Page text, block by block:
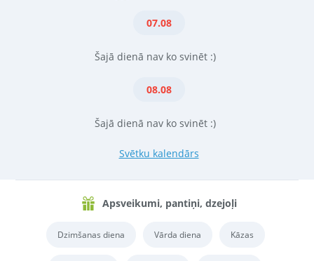
07.08
Šajā dienā nav ko svinēt :)
08.08
Šajā dienā nav ko svinēt :)
Svētku kalendārs
Apsveikumi, pantiņi, dzejoļi
Dzimšanas diena Vārda diena Kāzas